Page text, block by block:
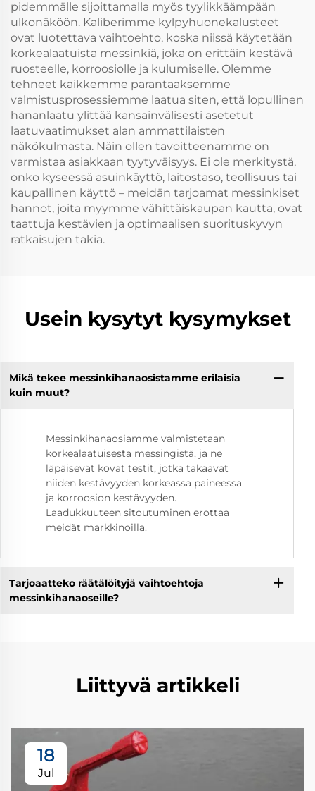
pidemmälle sijoittamalla myös tyylikkäämpään
ulkonäköön. Kaliberimme kylpyhuonekalusteet
ovat luotettava vaihtoehto, koska niissä käytetään
korkealaatuista messinkiä, joka on erittäin kestävä
ruosteelle, korroosiolle ja kulumiselle. Olemme
tehneet kaikkemme parantaaksemme
valmistusprosessiemme laatua siten, että lopullinen
hananlaatu ylittää kansainvälisesti asetetut
laatuvaatimukset alan ammattilaisten
näkökulmasta. Näin ollen tavoitteenamme on
varmistaa asiakkaan tyytyväisyys. Ei ole merkitystä,
onko kyseessä asuinkäyttö, laitostaso, teollisuus tai
kaupallinen käyttö – meidän tarjoamat messinkiset
hannot, joita myymme vähittäiskaupan kautta, ovat
taattuja kestävien ja optimaalisen suorituskyvyn
ratkaisujen takia.
Usein kysytyt kysymykset
Mikä tekee messinkihanaosistamme erilaisia
kuin muut?
Messinkihanaosiamme valmistetaan
korkealaatuisesta messingistä, ja ne
läpäisevät kovat testit, jotka takaavat
niiden kestävyyden korkeassa paineessa
ja korroosion kestävyyden.
Laadukkuuteen sitoutuminen erottaa
meidät markkinoilla.
Tarjoaatteko räätälöityjä vaihtoehtoja
messinkihanaoseille?
Liittyvä artikkeli
18
Jul